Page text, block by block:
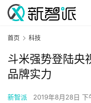
首页 科技
斗米强势登陆央
品牌实力
新智派 2019年8月28日 下